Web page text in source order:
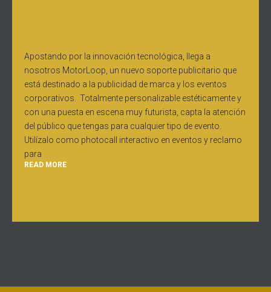
Apostando por la innovación tecnológica, llega a
nosotros MotorLoop, un nuevo soporte publicitario que
está destinado a la publicidad de marca y los eventos
corporativos. Totalmente personalizable estéticamente y
con una puesta en escena muy futurista, capta la atención
del público que tengas para cualquier tipo de evento.
Utilízalo como photocall interactivo en eventos y reclamo
para
READ MORE